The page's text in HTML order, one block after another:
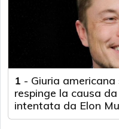
1 - Giuria
respinge la causa
intentata da Elon